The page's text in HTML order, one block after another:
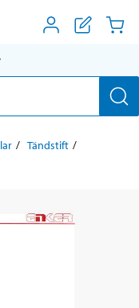
Tändstift